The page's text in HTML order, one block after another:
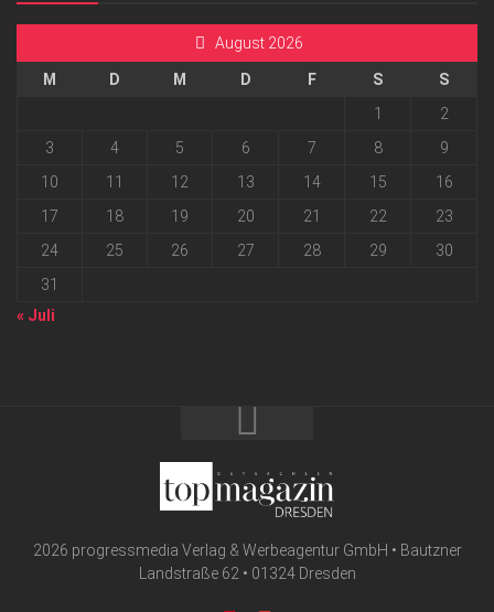
August 2026
M D M D F S
S
1
2
3
4 5 6 7 8
9
10
11 12 13 14 15
16
17
18 19 20 21 22
23
24
25 26 27 28 29
30
31
« Juli
2026 progressmedia Verlag & Werbeagentur GmbH • Bautzner
Landstraße 62 • 01324 Dresden